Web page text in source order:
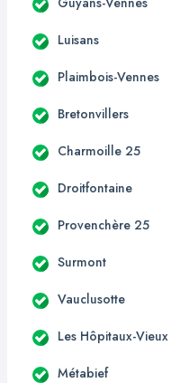
Luisans
Plaimbois-Vennes
Bretonvillers
Charmoille 25
Droitfontaine
Provenchère 25
Surmont
Vauclusotte
Les Hôpitaux-Vieux
Métabief